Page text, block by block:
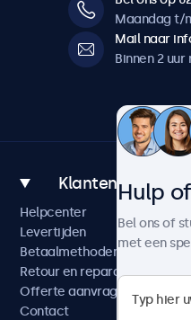
Maandag t/
Mail naar
Binnen 2
Klantenservice
Helpcenter
Levertijden
Betaalmethoden
Retour en reparatie
Offerte aanvragen
Contact
Hulp
Bel ons of
met een